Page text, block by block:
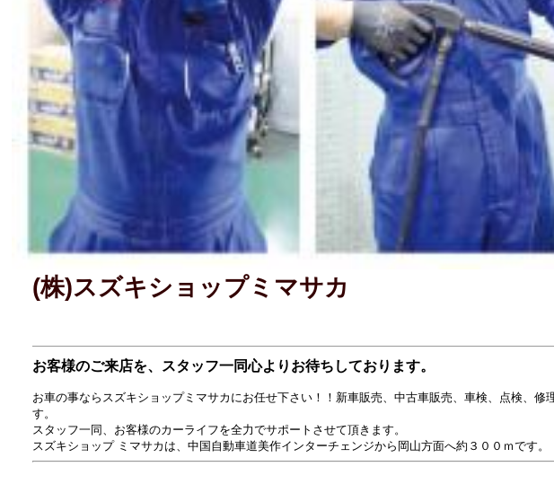
(株)スズキショップミマサカ
お客様のご来店を、スタッフ一同心よりお待ちしております。
お車の事ならスズキショップミマサカにお任せ下さい！！新車販売、中古車販売、車検、点検、
す。
スタッフ一同、お客様のカーライフを全力でサポートさせて頂きます。
スズキショップ ミマサカは、中国自動車道美作インターチェンジから岡山方面へ約３００ｍです。